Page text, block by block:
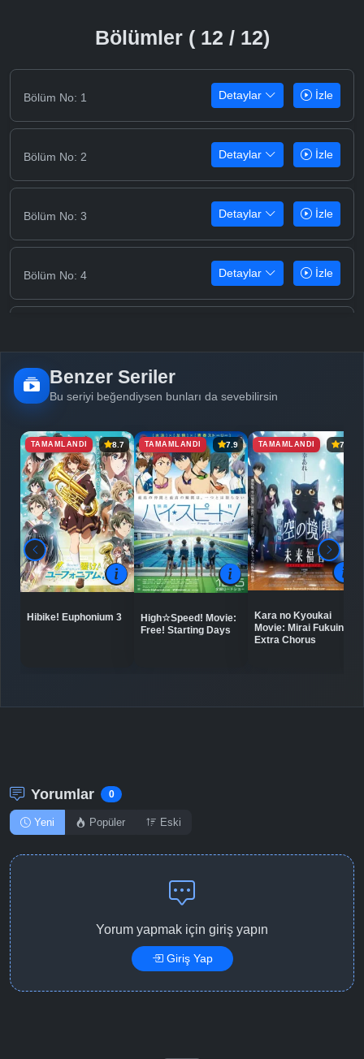
Bölümler ( 12 / 12)
Bölüm No: 1 Detaylar İzle
Bölüm No: 2 Detaylar İzle
Bölüm No: 3 Detaylar İzle
Bölüm No: 4 Detaylar İzle
Bölüm No: 6 Detaylar
Bölüm No: 7 Detaylar İzle
Bölüm No: 8 Detaylar İzle
Bölüm No: 9 Detaylar İzle
Detaylar İzle
Benzer Seriler
Bu seriyi beğendiysen bunları da sevebilirsin
TAMAMLANDI 8.7
Hibike! Euphonium 3
TAMAMLANDI 7.9
High☆Speed! Movie:
Free! Starting Days
TAMAMLANDI 7.4
Kara no Kyoukai
Movie: Mirai Fukuin -
Extra Chorus
Yorumlar 0
Yeni Popüler Eski
Yorum yapmak için giriş yapın
Giriş Yap